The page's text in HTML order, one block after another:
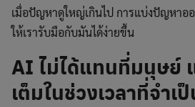
เมื่อปัญหาดูใหญ่เกินไป การแบ่งปัญหาอ
ให้เรารับมือกับมันได้ง่ายขึ้น
AI ไม่ได้แทนที่มนุษย์
เต็มในช่วงเวลาที่จำเ